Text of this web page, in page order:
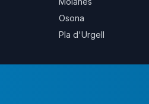
Osona
Pla d'Urgell